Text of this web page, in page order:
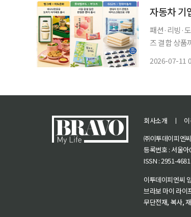
자동차 기
패션·리빙·
즈 결합 상품까지 차별
2026-07-11
회사소개 ㅣ
㈜이투데이피엔
등록번호 : 서울
ISSN : 2951-4681
이투데이피엔씨
브라보 마이 라이
무단전재, 복사,